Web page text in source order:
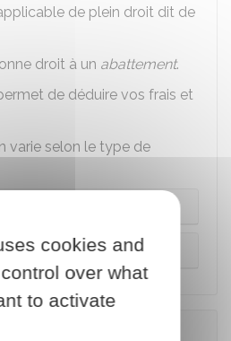
de plein droit dit de
droit à un abattement.
de déduire vos frais et
varie selon le type de
de tourisme
les revenus
cookies and
over what
to activate